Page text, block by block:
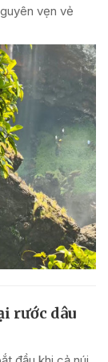
vẹn vẻ
rước dâu